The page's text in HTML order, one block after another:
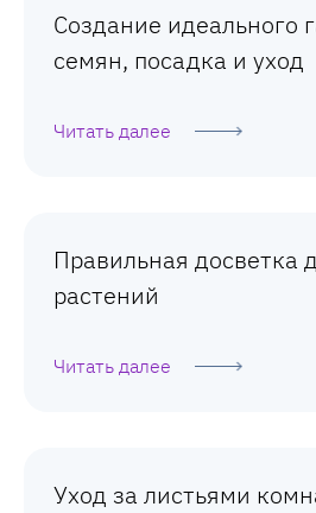
Создание идеального
семян, посадка и уход
Читать далее
Правильная досветка
растений
Читать далее
Уход за листьями